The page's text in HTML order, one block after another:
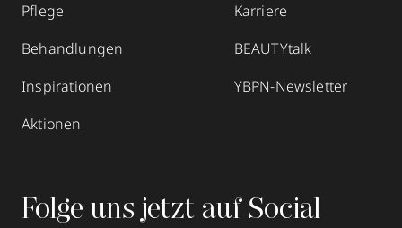
Pflege
Behandlungen
Inspirationen
Aktionen
Karriere
BEAUTYtalk
YBPN-Newsletter
Folge uns jetzt auf Social